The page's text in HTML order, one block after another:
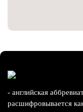
- английская
расшифровывается